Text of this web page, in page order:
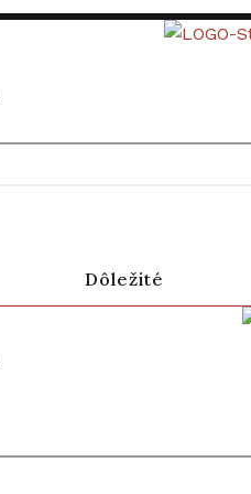
Dôležité